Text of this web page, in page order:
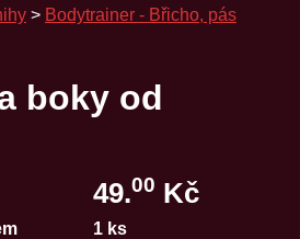
> Bodytrainer - Břicho, pás
boky od
49.00 Kč
1 ks